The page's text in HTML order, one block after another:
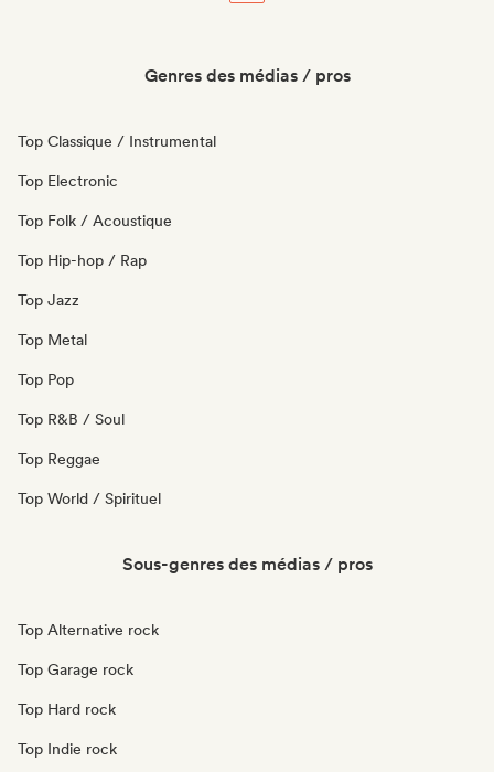
Genres des médias / pros
Top Classique / Instrumental
Top Electronic
Top Folk / Acoustique
Top Hip-hop / Rap
Top Jazz
Top Metal
Top Pop
Top R&B / Soul
Top Reggae
Top World / Spirituel
Sous-genres des médias / pros
Top Alternative rock
Top Garage rock
Top Hard rock
Top Indie rock